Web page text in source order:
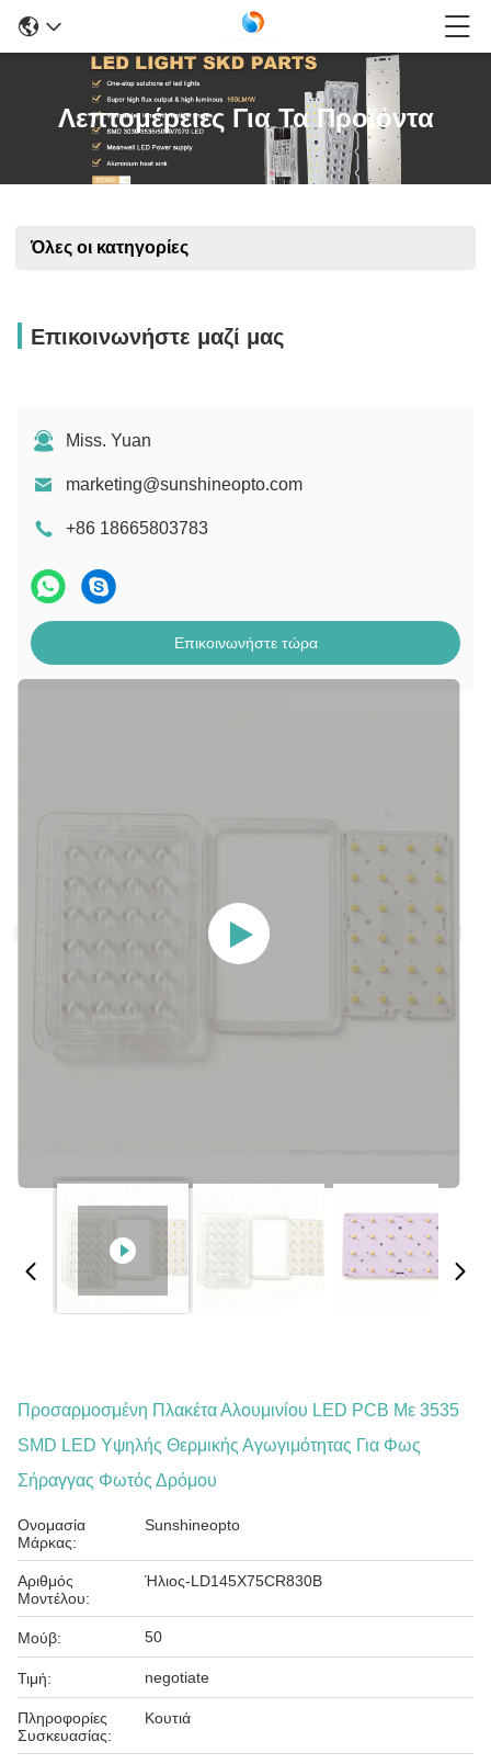
Λεπτομέρειες Για Τα Προϊόντα
Όλες οι κατηγορίες
Επικοινωνήστε μαζί μας
Miss. Yuan
marketing@sunshineopto.com
+86 18665803783
Επικοινωνήστε τώρα
Προσαρμοσμένη Πλακέτα Αλουμινίου LED PCB Με 3535
SMD LED Υψηλής Θερμικής Αγωγιμότητας Για Φως
Σήραγγας Φωτός Δρόμου
Ονομασία
Μάρκας:
Sunshineopto
Αριθμός
Μοντέλου:
Ήλιος-LD145X75CR830B
Μούβ: 50
Τιμή: negotiate
Πληροφορίες
Συσκευασίας:
Κουτιά